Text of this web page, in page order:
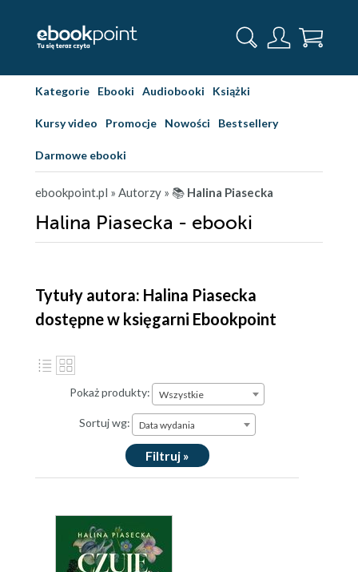
Kategorie Ebooki Audiobooki Książki
Kursy video Promocje Nowości Bestsellery
Darmowe ebooki
ebookpoint.pl » Autorzy » 📚 Halina Piasecka
Halina Piasecka - ebooki
Tytuły autora: Halina Piasecka
dostępne w księgarni Ebookpoint
Pokaż produkty: Wszystkie
Sortuj wg: Data wydania
Filtruj »